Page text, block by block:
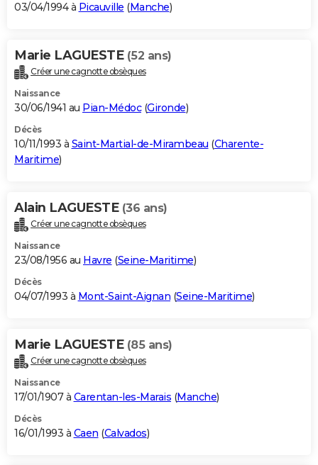
03/04/1994 à Picauville (Manche)
Marie LAGUESTE (52 ans)
Créer une cagnotte obsèques
Naissance
30/06/1941 au Pian-Médoc(Gironde)
Décès
10/11/1993 à Saint-Martial-de-Mirambeau (Charente-
Maritime)
Alain LAGUESTE (36 ans)
Créer une cagnotte obsèques
Naissance
23/08/1956 au Havre (Seine-Maritime)
Décès
04/07/1993 à Mont-Saint-Aignan (Seine-Maritime)
Marie LAGUESTE (85 ans)
Créer une cagnotte obsèques
Naissance
17/01/1907 à Carentan-les-Marais (Manche)
Décès
16/01/1993 à Caen (Calvados)